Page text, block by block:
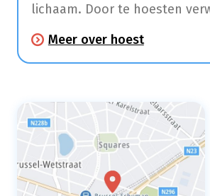
lichaam. Door te hoesten
keel, luchtpijp en longen.
Meer over hoest